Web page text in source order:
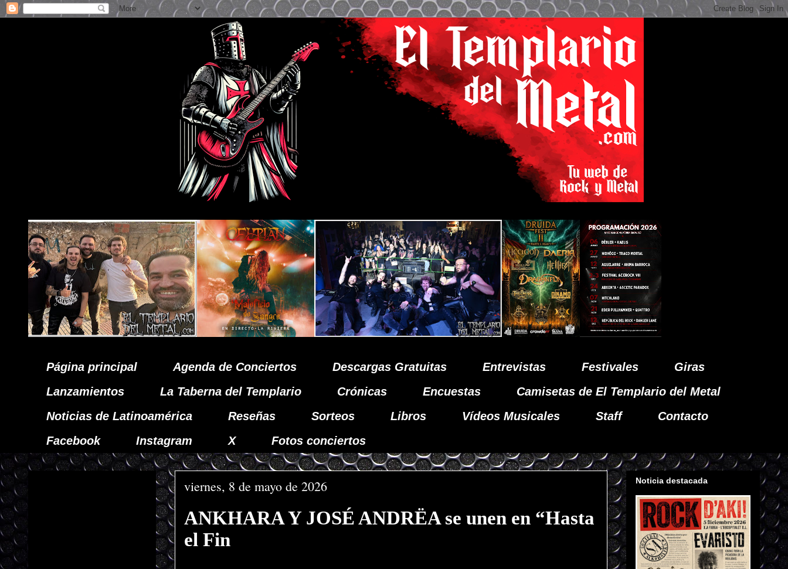
Página principal Agenda de Conciertos Descargas Gratuitas Entrevistas Festivales
Giras
Lanzamientos
La Taberna del Templario Crónicas Encuestas
Camisetas de El Templario del Metal
Noticias de Latinoamérica
Reseñas Sorteos Libros Vídeos Musicales Staff
Contacto
Facebook
Instagram X Fotos conciertos
viernes, 8 de mayo de 2026
ANKHARA Y JOSÉ ANDRËA se unen en “Hasta
el Fin
Noticia destacada